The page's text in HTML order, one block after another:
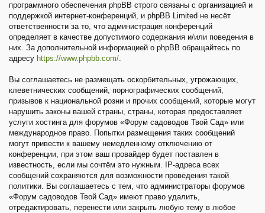
программного обеспечения phpBB строго связаны с организацией и
поддержкой интернет-конференций, и phpBB Limited не несёт
ответственности за то, что администрация конференций
определяет в качестве допустимого содержания и/или поведения в
них. За дополнительной информацией о phpBB обращайтесь по
адресу https://www.phpbb.com/.
Вы соглашаетесь не размещать оскорбительных, угрожающих,
клеветнических сообщений, порнографических сообщений,
призывов к национальной розни и прочих сообщений, которые могут
нарушить законы вашей страны, страны, которая предоставляет
услуги хостинга для форумов «Форум садоводов Твой Сад» или
международное право. Попытки размещения таких сообщений
могут привести к вашему немедленному отключению от
конференции, при этом ваш провайдер будет поставлен в
известность, если мы сочтём это нужным. IP-адреса всех
сообщений сохраняются для возможности проведения такой
политики. Вы соглашаетесь с тем, что администраторы форумов
«Форум садоводов Твой Сад» имеют право удалить,
отредактировать, перенести или закрыть любую тему в любое